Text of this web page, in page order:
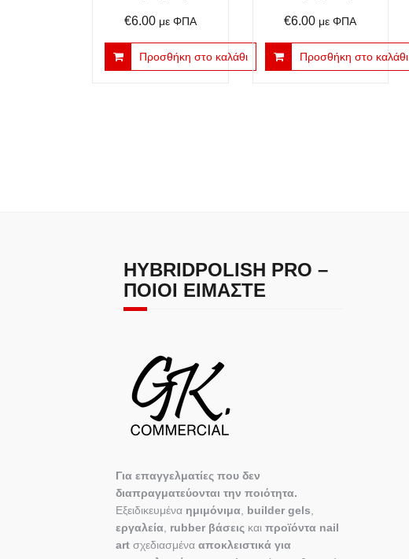
€6.00 με ΦΠΑ
Προσθήκη στο καλάθι
€6.00 με ΦΠΑ
Προσθήκη στο καλάθι
HYBRIDPOLISH PRO –
ΠΟΙΟΙ ΕΊΜΑΣΤΕ
Για επαγγελματίες που δεν
διαπραγματεύονται την ποιότητα.
Εξειδικευμένα ημιμόνιμα builder gels
εργαλεία rubber βάσεις και προϊόντα nail
art σχεδιασμένα αποκλειστικά για